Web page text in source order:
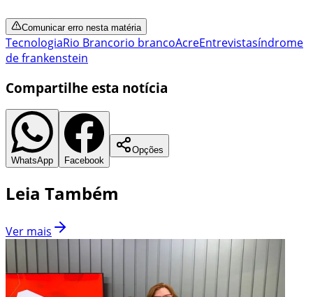
Comunicar erro nesta matéria
TecnologiaRio Brancorio brancoAcreEntrevistasíndrome
de frankenstein
Compartilhe esta notícia
WhatsApp Facebook
Opções
Leia Também
Ver mais